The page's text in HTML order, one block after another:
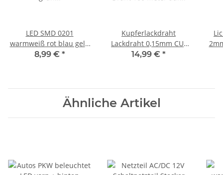
LED SMD 0201
warmweiß rot blau gelb
grün orange weiß 10
8,99 € *
Kupferlackdraht
Lackdraht 0,15mm CU-
Draht 100 Meter auf
14,99 € *
Ähnliche Artikel